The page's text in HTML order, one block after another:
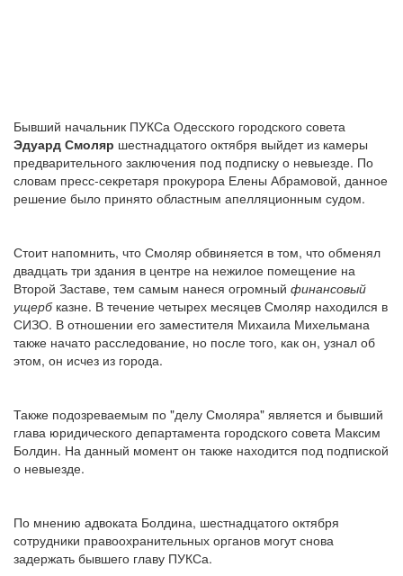
Бывший начальник ПУКСа Одесского городского совета
Эдуард Смоляр шестнадцатого октября выйдет из камеры
предварительного заключения под подписку о невыезде. По
словам пресс-секретаря прокурора Елены Абрамовой, данное
решение было принято областным апелляционным судом.
Стоит напомнить, что Смоляр обвиняется в том, что обменял
двадцать три здания в центре на нежилое помещение на
Второй Заставе, тем самым нанеся огромный финансовый
ущербказне. В течение четырех месяцев Смоляр находился в
СИЗО. В отношении его заместителя Михаила Михельмана
также начато расследование, но после того, как он, узнал об
этом, он исчез из города.
Также подозреваемым по "делу Смоляра" является и бывший
глава юридического департамента городского совета Максим
Болдин. На данный момент он также находится под подпиской
о невыезде.
По мнению адвоката Болдина, шестнадцатого октября
сотрудники правоохранительных органов могут снова
задержать бывшего главу ПУКСа.